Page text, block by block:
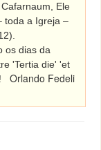
Ele
toda a Igreja –
os dias da
'Tertia die' 'et
Orlando Fedeli